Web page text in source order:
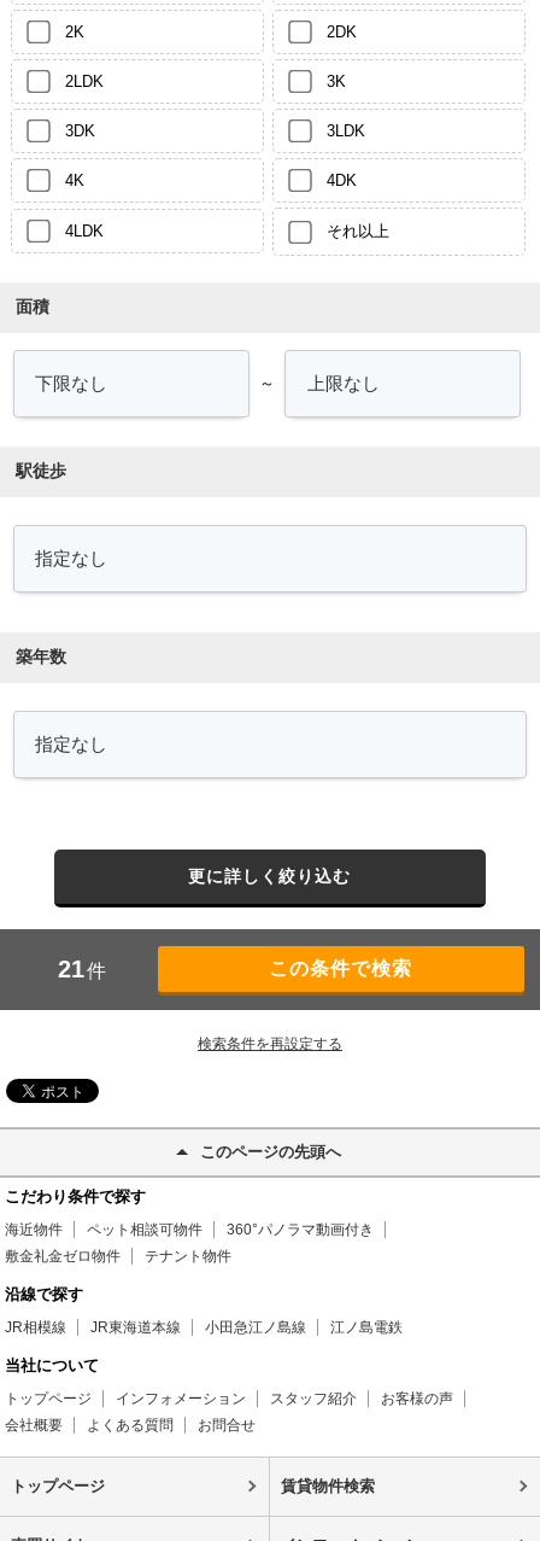
2K 2DK
2LDK 3K
3DK 3LDK
4K 4DK
4LDK それ以上
面積
～
駅徒歩
築年数
更に詳しく絞り込む
21件
検索条件を再設定する
このページの先頭へ
こだわり条件で探す
海近物件 ペット相談可物件
360°パノラマ動画付き
敷金礼金ゼロ物件
テナント物件
沿線で探す
JR相模線 JR東海道本線 小田急江ノ島線 江ノ島電鉄
当社について
トップページ インフォメーション スタッフ紹介
お客様の声
会社概要
よくある質問 お問合せ
トップページ 賃貸物件検索